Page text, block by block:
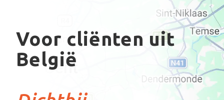
Voor cliënten uit
België